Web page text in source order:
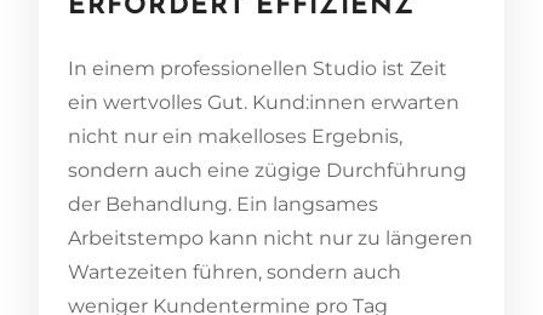
ERFORDERT EFFIZIENZ
In einem professionellen Studio ist Zeit
ein wertvolles Gut. Kund:innen erwarten
nicht nur ein makelloses Ergebnis,
sondern auch eine zügige Durchführung
der Behandlung. Ein langsames
Arbeitstempo kann nicht nur zu längeren
Wartezeiten führen, sondern auch
weniger Kundentermine pro Tag